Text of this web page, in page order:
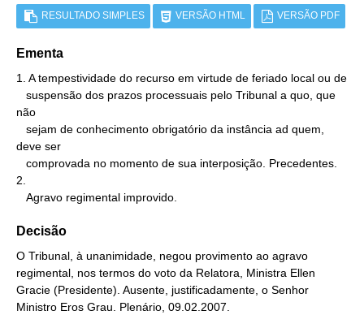
RESULTADO SIMPLES VERSÃO HTML VERSÃO PDF
Ementa
1. A tempestividade do recurso em virtude de feriado local ou de
não
deve ser
2.
   Agravo regimental improvido.
Decisão
O Tribunal, à unanimidade, negou provimento ao agravo
regimental, nos termos do voto da Relatora, Ministra Ellen
Gracie (Presidente). Ausente, justificadamente, o Senhor
Ministro Eros Grau. Plenário, 09.02.2007.